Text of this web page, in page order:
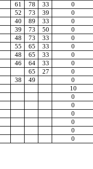
61 78 33
0
52 73 39
0
40 89 33
0
39 73 50
0
48 73 33
0
55 65 33
0
48 65 33
0
46 64 33
0
65 27
0
38 49
0
10
0
0
0
0
0
0